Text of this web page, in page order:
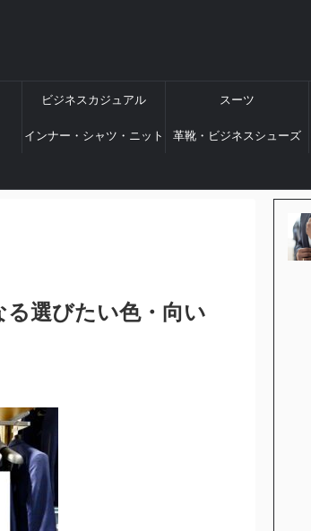
ビジネスカジュアル スーツ
インナー・シャツ・ニット 革靴・ビジネスシューズ
選びたい色・向い